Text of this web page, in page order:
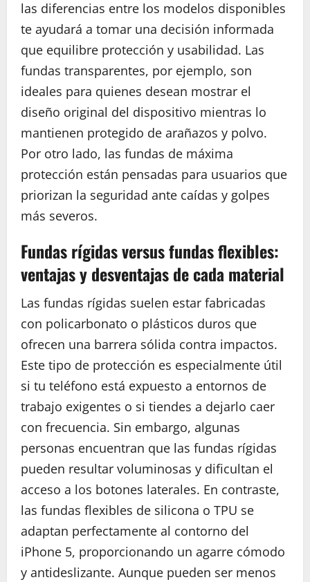
las diferencias entre los modelos disponibles
te ayudará a tomar una decisión informada
que equilibre protección y usabilidad. Las
fundas transparentes, por ejemplo, son
ideales para quienes desean mostrar el
diseño original del dispositivo mientras lo
mantienen protegido de arañazos y polvo.
Por otro lado, las fundas de máxima
protección están pensadas para usuarios que
priorizan la seguridad ante caídas y golpes
más severos.
Fundas rígidas versus fundas flexibles:
ventajas y desventajas de cada material
Las fundas rígidas suelen estar fabricadas
con policarbonato o plásticos duros que
ofrecen una barrera sólida contra impactos.
Este tipo de protección es especialmente útil
si tu teléfono está expuesto a entornos de
trabajo exigentes o si tiendes a dejarlo caer
con frecuencia. Sin embargo, algunas
personas encuentran que las fundas rígidas
pueden resultar voluminosas y dificultan el
acceso a los botones laterales. En contraste,
las fundas flexibles de silicona o TPU se
adaptan perfectamente al contorno del
iPhone 5, proporcionando un agarre cómodo
y antideslizante. Aunque pueden ser menos